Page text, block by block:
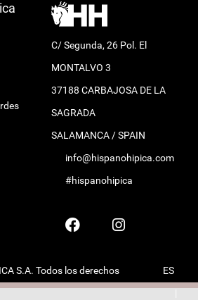
C/ Segunda, 26 Pol. El
MONTALVO 3
37188 CARBAJOSA DE LA
SAGRADA
SALAMANCA / SPAIN
info@hispanohipica.com
#hispanohipica
S.A. Todos los derechos
ES